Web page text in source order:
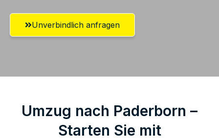
Unverbindlich anfragen
Umzug nach Paderborn –
Starten Sie mit